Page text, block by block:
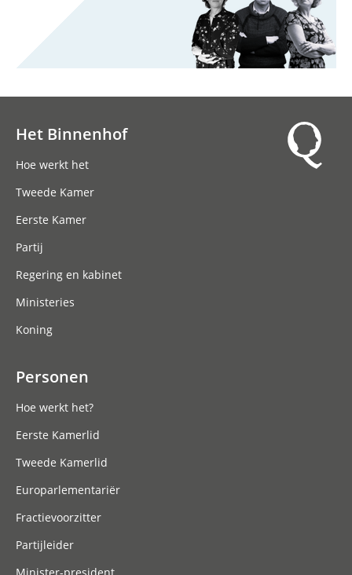
Het Binnenhof
Hoe werkt het
Tweede Kamer
Eerste Kamer
Partij
Regering en kabinet
Ministeries
Koning
Personen
Hoe werkt het?
Eerste Kamerlid
Tweede Kamerlid
Europarlementariër
Fractievoorzitter
Partijleider